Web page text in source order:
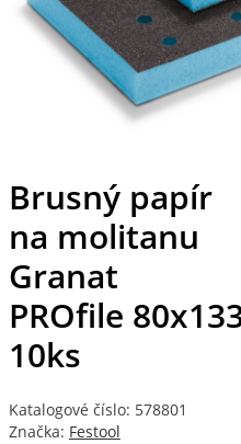
Brusný papír
na molitanu
Granat
PROfile
10ks
Katalogové číslo: 578801
Značka: Festool